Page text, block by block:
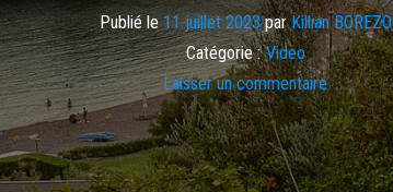
Publié le11 juillet 2023parKillian BOREZO
Catégorie : Video
Laisser un commentaire